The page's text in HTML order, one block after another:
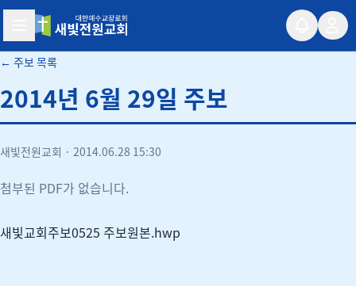
새빛전원교회
← 주보 목록
2014년 6월 29일 주보
새빛전원교회 · 2014.06.28 15:30
첨부된 PDF가 없습니다.
새빛교회주보0525 주보원본.hwp